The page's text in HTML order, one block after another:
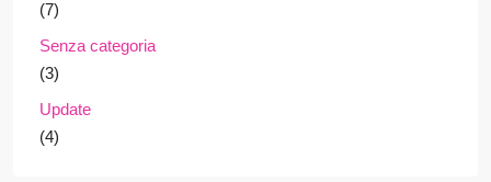
(7)
Senza categoria
(3)
Update
(4)